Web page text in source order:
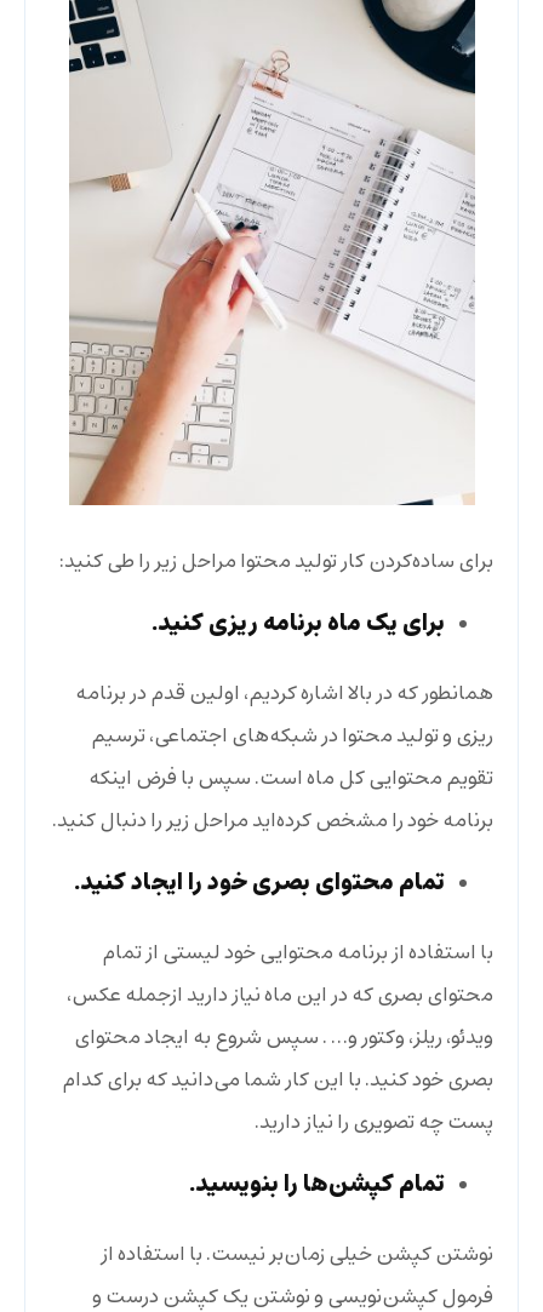
برای ساده‌کردن کار تولید محتوا مراحل زیر را طی کنید:
برای یک ماه برنامه ریزی کنید.
همانطور که در بالا اشاره کردیم، اولین قدم در برنامه
ریزی و تولید محتوا در شبکه‌های اجتماعی، ترسیم
تقویم محتوایی کل ماه است. سپس با فرض اینکه
برنامه خود را مشخص کرده‌اید مراحل زیر را دنبال کنید.
تمام محتوای بصری خود را ایجاد کنید.
با استفاده از برنامه محتوایی خود لیستی از تمام
محتوای بصری که در این ماه نیاز دارید ازجمله عکس،
ویدئو، ریلز، وکتور و… . سپس شروع به ایجاد محتوای
بصری خود کنید. با این کار شما می‌دانید که برای کدام
پست چه تصویری را نیاز دارید.
تمام کپشن‌ها را بنویسید.
نوشتن کپشن خیلی زمان‌بر نیست. با استفاده از
فرمول کپشن‌نویسی و نوشتن یک کپشن درست و